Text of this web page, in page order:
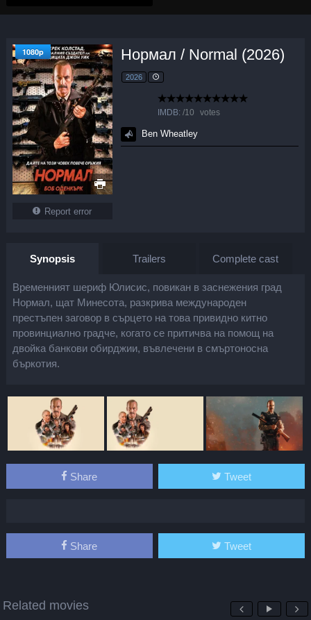
1080p
Report error
Нормал / Normal (2026)
2026
IMDB: /10 votes
Ben Wheatley
Synopsis Trailers Complete cast
Временният шериф Юлисис, повикан в заснежения град
Нормал, щат Минесота, разкрива международен
престъпен заговор в сърцето на това привидно китно
провинциално градче, когато се притичва на помощ на
двойка банкови обирджии, въвлечени в смъртоносна
бъркотия.
Share Tweet
Share Tweet
Related movies